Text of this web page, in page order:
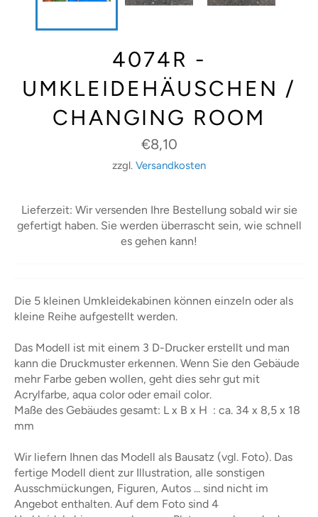
4074R -
UMKLEIDEHÄUSCHEN /
CHANGING ROOM
Normaler
Preis
€8,10
zzgl. Versandkosten
Lieferzeit: Wir versenden Ihre Bestellung sobald wir sie
gefertigt haben. Sie werden überrascht sein, wie schnell
es gehen kann!
Die 5 kleinen Umkleidekabinen können einzeln oder als
kleine Reihe aufgestellt werden.
Das Modell ist mit einem 3 D-Drucker erstellt und man
kann die Druckmuster erkennen. Wenn Sie den Gebäude
mehr Farbe geben wollen, geht dies sehr gut mit
Acrylfarbe, aqua color oder email color.
Maße des Gebäudes gesamt: L x B x H : ca. 34 x 8,5 x 18
mm
Wir liefern Ihnen das Modell als Bausatz (vgl. Foto). Das
fertige Modell dient zur Illustration, alle sonstigen
Ausschmückungen, Figuren, Autos ... sind nicht im
Angebot enthalten. Auf dem Foto sind 4